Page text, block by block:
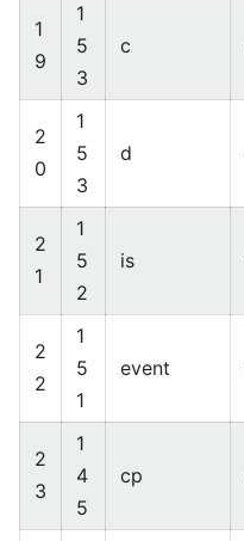
1
9
1
5
3
c
2
0
1
5
3
d
2
1
1
5
2
is
2
2
1
5
1
event
2
3
1
4
5
cp